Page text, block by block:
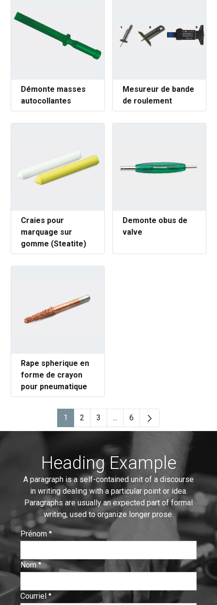
Démonte masses
autocollantes
Mesureur de bande
de roulement
Craies pour
marquage sur
gomme (Steatite)
Demonte obus de
valve
Rape spherique en
forme de crayon
pour pneumatique
Page
1 Page
2 Page
3 ...Pages intermédiaires Utilisez
Page
6
Heading Example
A paragraph is a self-contained unit of a discourse
in writing dealing with a particular point or idea.
Paragraphs are usually an expected part of formal
writing, used to organize longer prose.
Prénom
:
0/ 280
Nom
:
0/ 280
Courriel
:
0/ 280